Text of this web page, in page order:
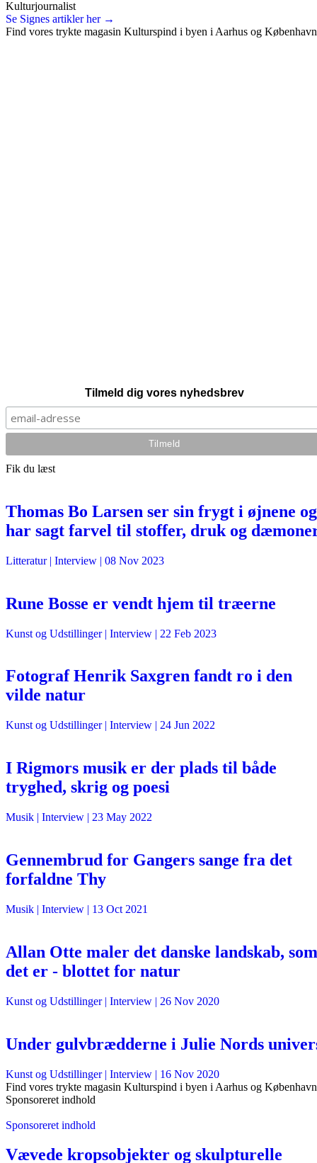
Kulturjournalist
Se Signes artikler her →
Find vores trykte magasin Kulturspind i byen i Aarhus og København
Tilmeld dig vores nyhedsbrev
Fik du læst
Thomas Bo Larsen ser sin frygt i øjnene og
har sagt farvel til stoffer, druk og
Litteratur| Interview | 08 Nov 2023
Rune Bosse er vendt hjem til træerne
Kunst og Udstillinger| Interview | 22 Feb 2023
Fotograf Henrik Saxgren fandt ro i den
vilde natur
Kunst og Udstillinger| Interview | 24 Jun 2022
I Rigmors musik er der plads til både
tryghed, skrig og poesi
Musik | Interview | 23 May 2022
Gennembrud for Gangers sange fra det
forfaldne Thy
Musik | Interview | 13 Oct 2021
Allan Otte maler det danske landskab, som
det er - blottet for natur
Kunst og Udstillinger| Interview | 26 Nov 2020
Under gulvbrædderne i Julie Nords
Kunst og Udstillinger| Interview | 16 Nov 2020
Find vores trykte magasin Kulturspind i byen i Aarhus og København
Sponsoreret indhold
Sponsoreret indhold
Vævede kropsobjekter og skulpturelle